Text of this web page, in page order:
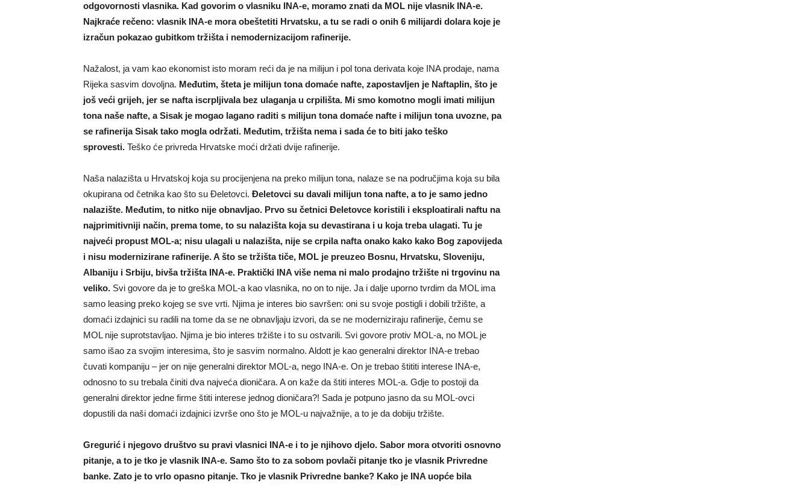
odgovornosti vlasnika. Kad govorim o vlasniku INA-e, moramo znati da MOL nije vlasnik INA-e.
Najkraće rečeno: vlasnik INA-e mora obeštetiti Hrvatsku, a tu se radi o onih 6 milijardi dolara koje je
izračun pokazao gubitkom tržišta i nemodernizacijom rafinerije.
Nažalost, ja vam kao ekonomist isto moram reći da je na milijun i pol tona derivata koje INA prodaje, nama
Rijeka sasvim dovoljna. Međutim, šteta je milijun tona domaće nafte, zapostavljen je Naftaplin, što je
još veći grijeh, jer se nafta iscrpljivala bez ulaganja u crpilišta. Mi smo komotno mogli imati milijun
tona naše nafte, a Sisak je mogao lagano raditi s milijun tona domaće nafte i milijun tona uvozne, pa
se rafinerija Sisak tako mogla održati. Međutim, tržišta nema i sada će to biti jako teško
sprovesti. Teško će privreda Hrvatske moći držati dvije rafinerije.
Naša nalazišta u Hrvatskoj koja su procijenjena na preko milijun tona, nalaze se na područjima koja su bila
okupirana od četnika kao što su Đeletovci. Đeletovci su davali milijun tona nafte, a to je samo jedno
nalazište. Međutim, to nitko nije obnavljao. Prvo su četnici Đeletovce koristili i eksploatirali naftu na
najprimitivniji način, prema tome, to su nalazišta koja su devastirana i u koja treba ulagati. Tu je
najveći propust MOL-a; nisu ulagali u nalazišta, nije se crpila nafta onako kako kako Bog zapovijeda
i nisu modernizirane rafinerije. A što se tržišta tiče, MOL je preuzeo Bosnu, Hrvatsku, Sloveniju,
Albaniju i Srbiju, bivša tržišta INA-e. Praktički INA više nema ni malo prodajno tržište ni trgovinu na
veliko. Svi govore da je to greška MOL-a kao vlasnika, no on to nije. Ja i dalje uporno tvrdim da MOL ima
samo leasing preko kojeg se sve vrti. Njima je interes bio savršen: oni su svoje postigli i dobili tržište, a
domaći izdajnici su radili na tome da se ne obnavljaju izvori, da se ne moderniziraju rafinerije, čemu se
MOL nije suprotstavljao. Njima je bio interes tržište i to su ostvarili. Svi govore protiv MOL-a, no MOL je
samo išao za svojim interesima, što je sasvim normalno. Aldott je kao generalni direktor INA-e trebao
čuvati kompaniju – jer on nije generalni direktor MOL-a, nego INA-e. On je trebao štititi interese INA-e,
odnosno to su trebala činiti dva najveća dioničara. A on kaže da štiti interes MOL-a. Gdje to postoji da
generalni direktor jedne firme štiti interese jednog dioničara?! Sada je potpuno jasno da su MOL-ovci
dopustili da naši domaći izdajnici izvrše ono što je MOL-u najvažnije, a to je da dobiju tržište.
Gregurić i njegovo društvo su pravi vlasnici INA-e i to je njihovo djelo. Sabor mora otvoriti osnovno
pitanje, a to je tko je vlasnik INA-e. Samo što to za sobom povlači pitanje tko je vlasnik Privredne
banke. Zato je to vrlo opasno pitanje. Tko je vlasnik Privredne banke? Kako je INA uopće bila